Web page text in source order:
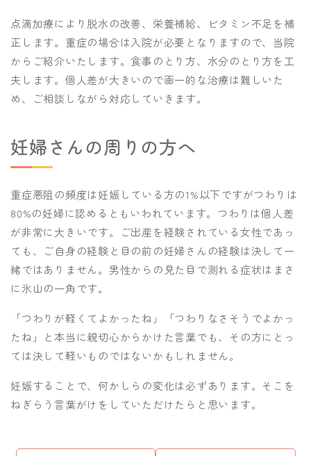
点滴加療により脱水の改善、栄養補給、ビタミン不足を補
正します。重症の場合は入院が必要となりますので、当院
からご紹介いたします。食事のとり方、水分のとり方を工
夫します。個人差が大きいので画一的な治療は難しいた
め、ご相談しながら対応していきます。
妊婦さんの周りの方へ
重症悪阻の頻度は妊娠している方の1%以下ですがつわりは
80%の妊婦に認めるともいわれています。つわりは個人差
が非常に大きいです。ご出産を経験されている女性であっ
ても、ご自身の経験と目の前の妊婦さんの経験は決して一
緒ではありません。男性からの見た目で測れる症状はまさ
に氷山の一角です。
「つわりが軽くてよかったね」「つわりなさそうでよかっ
たね」と本当に親切心からかけた言葉でも、その方にとっ
ては決して軽いものではないかもしれません。
妊娠することで、何かしらの変化は必ずあります。そこを
ねぎらう言葉がけをしていただけたらと思います。